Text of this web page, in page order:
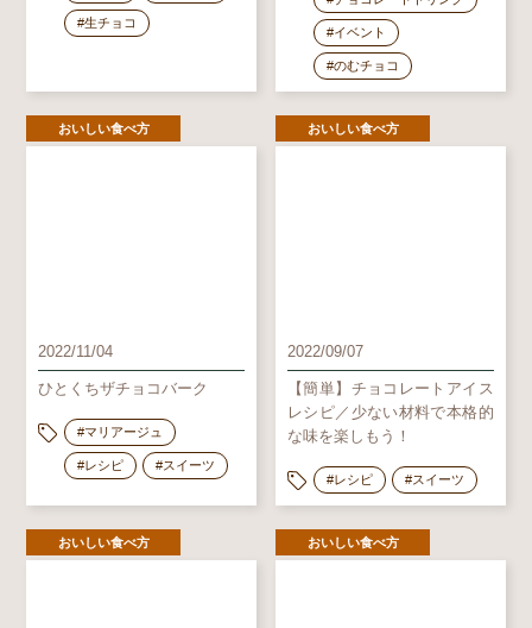
#生チョコ
#イベント
#のむチョコ
おいしい食べ方
2022/11/04
ひとくちザチョコバーク
#マリアージュ
#レシピ #スイーツ
おいしい食べ方
2022/09/07
【簡単】チョコレートアイス
レシピ／少ない材料で本格的
な味を楽しもう！
#レシピ #スイーツ
おいしい食べ方 おいしい食べ方